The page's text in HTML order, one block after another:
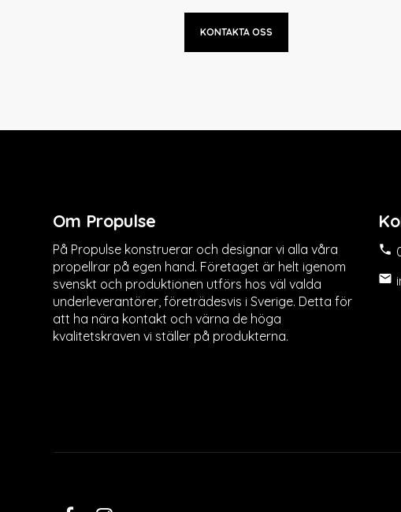
KONTAKTA OSS
Om Propulse
På Propulse konstruerar och designar vi alla våra
propellrar på egen hand. Företaget är helt igenom
svenskt och produktionen utförs hos väl valda
underleverantörer, företrädesvis i Sverige. Detta för
att ha nära kontakt och värna de höga
kvalitetskraven vi ställer på produkterna.


Facebook